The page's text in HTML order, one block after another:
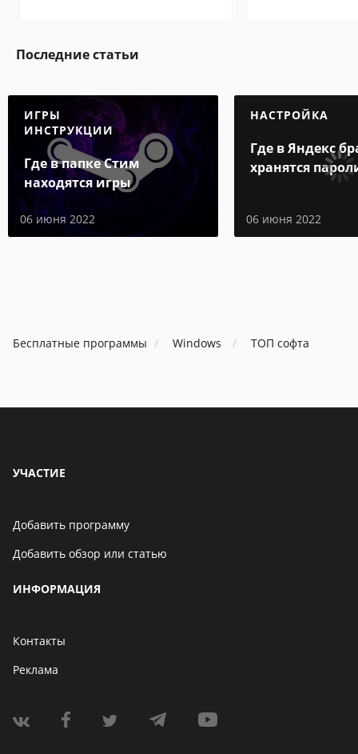
Последние статьи
ИГРЫ
ИНСТРУКЦИИ
Где в папке Стим
находятся игры
06 июня 2022
НАСТРОЙКА
Где в Яндекс
хранятся
06 июня 2022
Бесплатные программы Windows ТОП софта
УЧАСТИЕ
Добавить программу
Добавить обзор или статью
ИНФОРМАЦИЯ
Контакты
Реклама